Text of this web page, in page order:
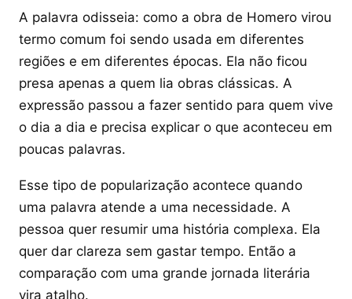
A palavra odisseia: como a obra de Homero virou
termo comum foi sendo usada em diferentes
regiões e em diferentes épocas. Ela não ficou
presa apenas a quem lia obras clássicas. A
expressão passou a fazer sentido para quem vive
o dia a dia e precisa explicar o que aconteceu em
poucas palavras.
Esse tipo de popularização acontece quando
uma palavra atende a uma necessidade. A
pessoa quer resumir uma história complexa. Ela
quer dar clareza sem gastar tempo. Então a
comparação com uma grande jornada literária
vira atalho.